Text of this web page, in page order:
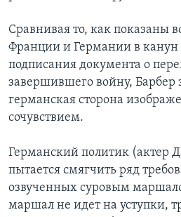
Сравнивая то, как показаны
Франции и Германии в канун
подписания документа о
завершившего войну, Барбер
германская сторона
сочувствием.
Германский политик (актер
пытается смягчить ряд
озвученных суровым
маршал не идет на уступки,